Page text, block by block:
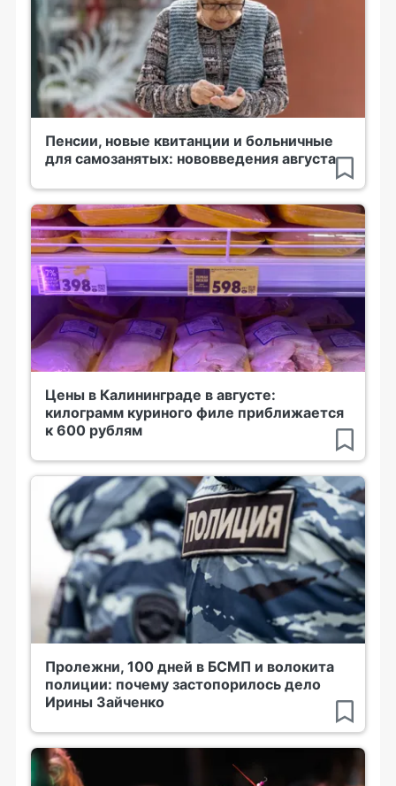
Пенсии, новые квитанции и больничные
для самозанятых: нововведения августа
Цены в Калининграде в августе:
килограмм куриного филе приближается
к 600 рублям
Пролежни, 100 дней в БСМП и волокита
полиции: почему застопорилось дело
Ирины Зайченко